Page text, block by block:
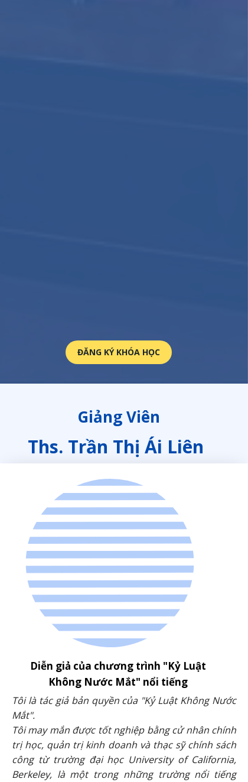
ĐĂNG KÝ KHÓA HỌC
Diễn giả của chương trình "Kỷ Luật
Không Nước Mắt" nổi tiếng
Ths. Trần Thị Ái Liên
Tôi là tác giả bản quyền của "Kỷ Luật Không Nước
Mắt".
Tôi may mắn được tốt nghiệp bằng cử nhân chính
trị học, quản trị kinh doanh và thạc sỹ chính sách
công từ trường đại học University of California,
Berkeley, là một trong những trường nổi tiếng
Giảng Viên